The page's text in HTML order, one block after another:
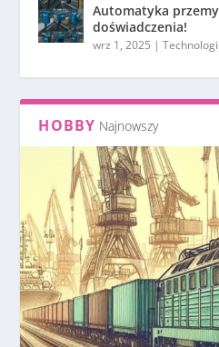
Automatyka
doświadczenia!
wrz 1, 2025 |
HOBBY Najnowszy